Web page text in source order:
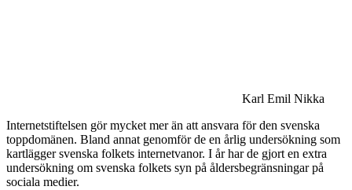
Karl Emil Nikka
Internetstiftelsen gör mycket mer än att ansvara för den svenska
toppdomänen. Bland annat genomför de en årlig undersökning som
kartlägger svenska folkets internetvanor. I år har de gjort en extra
undersökning om svenska folkets syn på åldersbegränsningar på
sociala medier.